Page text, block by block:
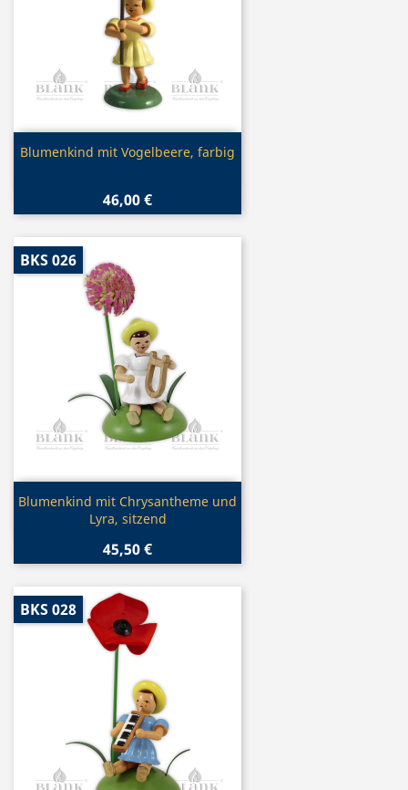
Vorschau
Blumenkind mit Vogelbeere, farbig
46,00 €
Vorschau
Blumenkind mit Chrysantheme und
Lyra, sitzend
45,50 €
BKS 026
BKS 028